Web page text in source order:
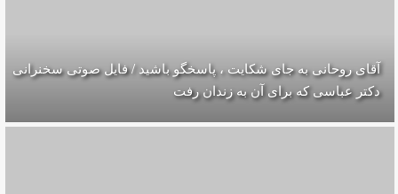
آقای روحانی به جای شکایت ، پاسخگو باشید / فایل صوتی سخنرانی
دکتر عباسی که برای آن به زندان رفت